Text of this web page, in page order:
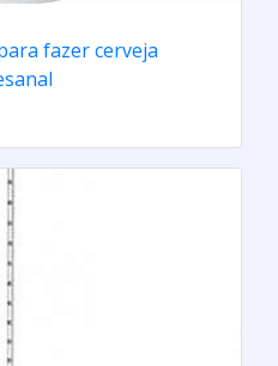
fazer cerveja